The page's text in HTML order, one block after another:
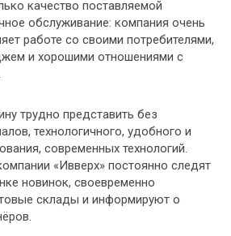
качество поставляемой
обслуживание: компания очень
работе со своими потребителями,
и хорошими отношениями с
трудно представить без
технологичного, удобного и
современных технологий.
«Ивверх» постоянно следят
новинок, своевременно
склады и информируют о